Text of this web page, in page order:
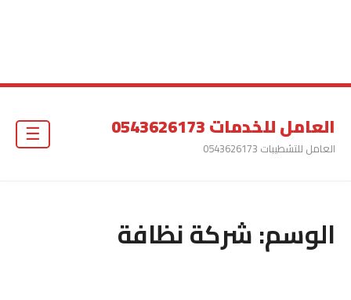
العامل للخدمات 0543626173
العامل للتشطيبات 0543626173
الوسم:شركة نظافة